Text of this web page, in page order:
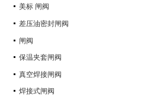
美标 闸阀
差压油密封闸阀
闸阀
保温夹套闸阀
真空焊接闸阀
焊接式闸阀